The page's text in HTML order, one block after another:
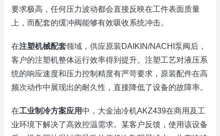
要求极高，任何压力波动都会直接反映在工件表面质量
上，而配套的缓冲阀能够有效吸收系统冲击。
在注塑机械配套领域，供应原装DAIKIN/NACHI泵阀后，
客户的注塑机整体运行效率得到提升。注塑工艺对液压系
统的响应速度和压力控制精度有严苛要求，原装配件在高
频次动作中展现出的耐久性，直接降低了设备的故障率。
在工业制冷方案应用 中，大金油冷机AKZ439在商用及工
业环境下解决了高效控温需求。某客户反馈，使用该设备